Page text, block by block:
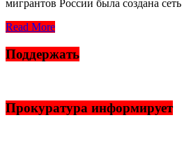
мигрантов России была создана сеть
Read More
Поддержать
Прокуратура информирует